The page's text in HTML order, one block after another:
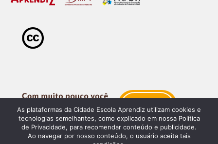
As plataformas da Cidade Escola Aprendiz utilizam cookies e
tecnologias semelhantes, como explicado em nossa Política
de Privacidade, para recomendar conteúdo e publicidade.
Ao navegar por nosso conteúdo, o usuário aceita tais